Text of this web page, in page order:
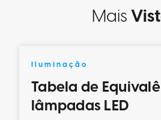
Mais
Iluminação
Tabela de
lâmpadas LED